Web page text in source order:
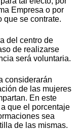
Empresa o por
que se contrate.
del centro de
de realizarse
será voluntaria.
considerarán
de las mujeres
En este
que el porcentaje
sea
de las mismas.